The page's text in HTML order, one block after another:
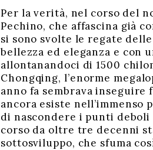
Per la verità, nel corso del
Pechino, che affascina già
si sono svolte le regate
bellezza ed eleganza e con
allontanandoci di 1500
Chongqing, l’enorme
anno fa sembrava inseguire
ancora esiste
di nascondere i punti deboli
corso da oltre tre decenni
sottosviluppo, che sfuma